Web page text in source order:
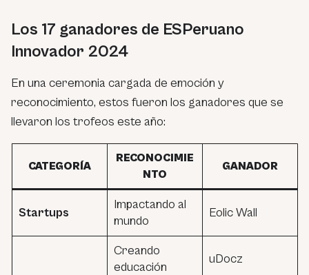
Los 17 ganadores de ESPeruano
Innovador 2024
En una ceremonia cargada de emoción y
reconocimiento, estos fueron los ganadores que se
llevaron los trofeos este año:
CATEGORÍA
RECONOCIMIE
NTO
GANADOR
Startups
Impactando al
mundo
Eolic Wall
Creando
educación
uDocz